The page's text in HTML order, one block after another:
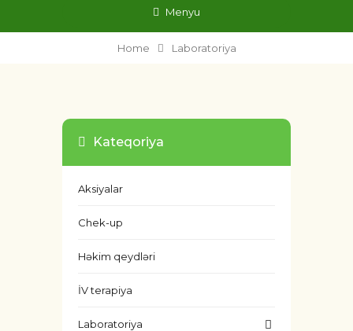
Menyu
Home Laboratoriya
Kateqoriya
Aksiyalar
Chek-up
Həkim qeydləri
İV terapiya
Laboratoriya